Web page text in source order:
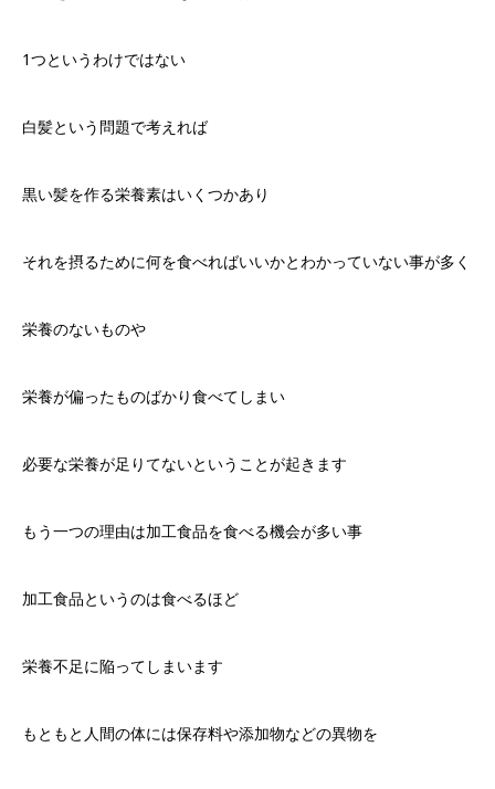
1つというわけではない
白髪という問題で考えれば
黒い髪を作る栄養素はいくつかあり
それを摂るために何を食べればいいかとわかっていない事が多く
栄養のないものや
栄養が偏ったものばかり食べてしまい
必要な栄養が足りてないということが起きます
もう一つの理由は加工食品を食べる機会が多い事
加工食品というのは食べるほど
栄養不足に陥ってしまいます
もともと人間の体には保存料や添加物などの異物を